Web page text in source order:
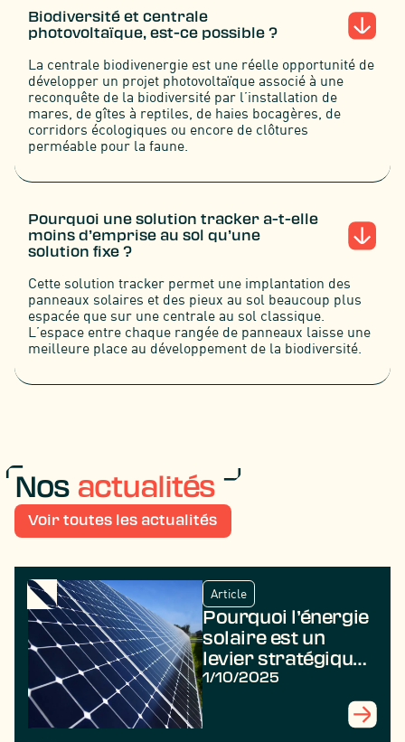
Biodiversité et centrale
photovoltaïque, est-ce possible ?
La centrale biodivenergie est une réelle opportunité de
développer un projet photovoltaïque associé à une
reconquête de la biodiversité par l’installation de
mares, de gîtes à reptiles, de haies bocagères, de
corridors écologiques ou encore de clôtures
perméable pour la faune.
Pourquoi une solution tracker a-t-elle
moins d’emprise au sol qu’une
solution fixe ?
Cette solution tracker permet une implantation des
panneaux solaires et des pieux au sol beaucoup plus
espacée que sur une centrale au sol classique.
L’espace entre chaque rangée de panneaux laisse une
meilleure place au développement de la biodiversité.
Nos actualités
Voir toutes les actualités
Article
Pourquoi l’énergie
solaire est un
levier stratégique
pour la transition
1/10/2025